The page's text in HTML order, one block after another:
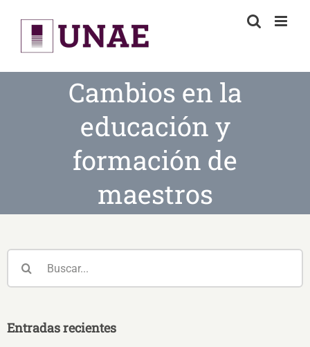
content
Cambios en la
educación y
formación de
maestros
Entradas recientes